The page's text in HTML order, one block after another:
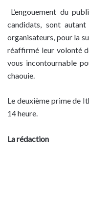
L’engouement du
candidats, sont
organisateurs, pour la
réaffirmé leur volonté
vous incontournable
chaouie.
Le deuxième prime de
14 heure.
La rédaction